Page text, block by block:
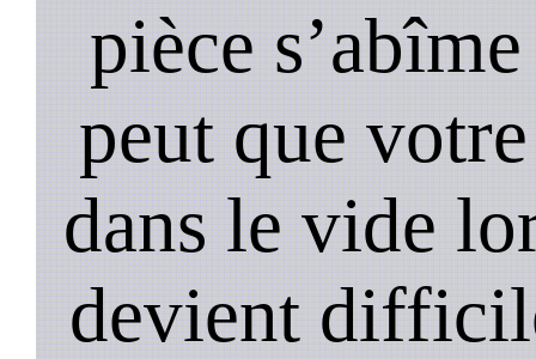
pièce
peut que
dans le vide
devient